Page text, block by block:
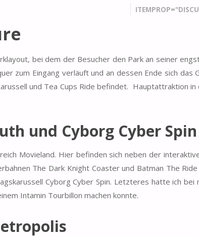
bei dem der Besucher den Park an seiner
zum Eingang verläuft und an dessen Ende sich das
und Tea Cups Ride befindet. Hauptattraktion in
und Cyborg Cyber Spin
Movieland. Hier befinden sich neben der
The Dark Knight Coaster und Batman The
Cyborg Cyber Spin. Letzteres hatte ich bei
Intamin Tourbillon machen konnte.